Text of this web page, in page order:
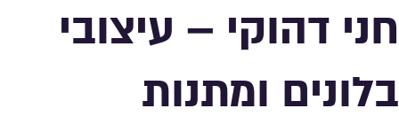
חני דהוקי – עיצובי
בלונים ומתנות